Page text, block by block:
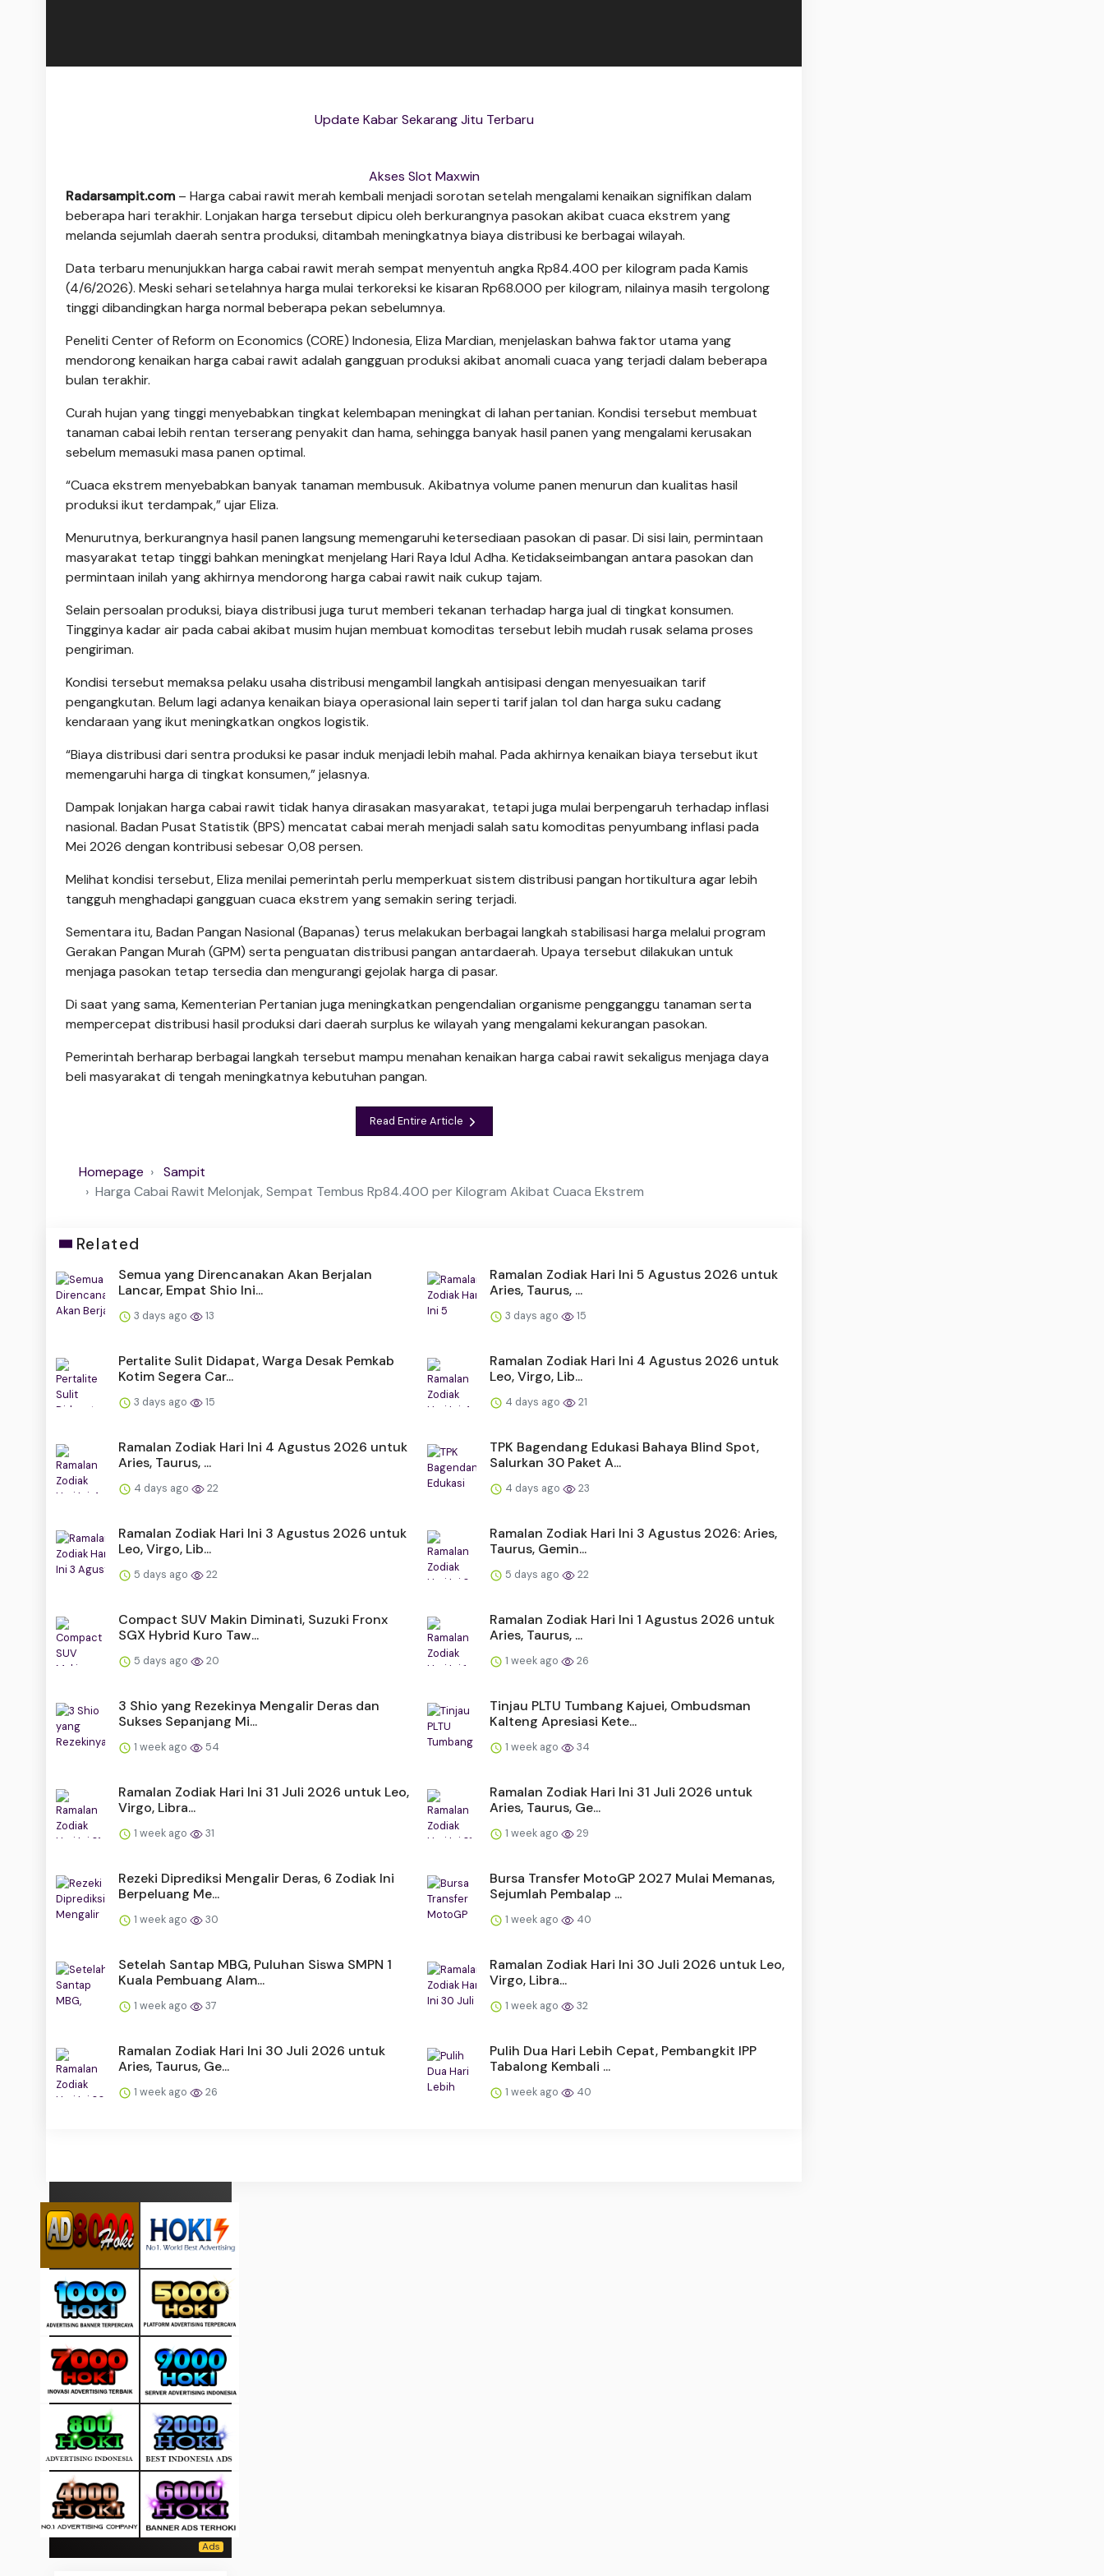
Update Kabar Sekarang Jitu Terbaru
Akses Slot Maxwin
Radarsampit.com – Harga cabai rawit merah kembali menjadi sorotan setelah mengalami kenaikan signifikan dalam
beberapa hari terakhir. Lonjakan harga tersebut dipicu oleh berkurangnya pasokan akibat cuaca ekstrem yang
melanda sejumlah daerah sentra produksi, ditambah meningkatnya biaya distribusi ke berbagai wilayah.
Data terbaru menunjukkan harga cabai rawit merah sempat menyentuh angka Rp84.400 per kilogram pada Kamis
(4/6/2026). Meski sehari setelahnya harga mulai terkoreksi ke kisaran Rp68.000 per kilogram, nilainya masih tergolong
tinggi dibandingkan harga normal beberapa pekan sebelumnya.
Peneliti Center of Reform on Economics (CORE) Indonesia, Eliza Mardian, menjelaskan bahwa faktor utama yang
mendorong kenaikan harga cabai rawit adalah gangguan produksi akibat anomali cuaca yang terjadi dalam beberapa
bulan terakhir.
Curah hujan yang tinggi menyebabkan tingkat kelembapan meningkat di lahan pertanian. Kondisi tersebut membuat
tanaman cabai lebih rentan terserang penyakit dan hama, sehingga banyak hasil panen yang mengalami kerusakan
sebelum memasuki masa panen optimal.
“Cuaca ekstrem menyebabkan banyak tanaman membusuk. Akibatnya volume panen menurun dan kualitas hasil
produksi ikut terdampak,” ujar Eliza.
Menurutnya, berkurangnya hasil panen langsung memengaruhi ketersediaan pasokan di pasar. Di sisi lain, permintaan
masyarakat tetap tinggi bahkan meningkat menjelang Hari Raya Idul Adha. Ketidakseimbangan antara pasokan dan
permintaan inilah yang akhirnya mendorong harga cabai rawit naik cukup tajam.
Selain persoalan produksi, biaya distribusi juga turut memberi tekanan terhadap harga jual di tingkat konsumen.
Tingginya kadar air pada cabai akibat musim hujan membuat komoditas tersebut lebih mudah rusak selama proses
pengiriman.
Kondisi tersebut memaksa pelaku usaha distribusi mengambil langkah antisipasi dengan menyesuaikan tarif
pengangkutan. Belum lagi adanya kenaikan biaya operasional lain seperti tarif jalan tol dan harga suku cadang
kendaraan yang ikut meningkatkan ongkos logistik.
“Biaya distribusi dari sentra produksi ke pasar induk menjadi lebih mahal. Pada akhirnya kenaikan biaya tersebut ikut
memengaruhi harga di tingkat konsumen,” jelasnya.
Dampak lonjakan harga cabai rawit tidak hanya dirasakan masyarakat, tetapi juga mulai berpengaruh terhadap inflasi
nasional. Badan Pusat Statistik (BPS) mencatat cabai merah menjadi salah satu komoditas penyumbang inflasi pada
Mei 2026 dengan kontribusi sebesar 0,08 persen.
Melihat kondisi tersebut, Eliza menilai pemerintah perlu memperkuat sistem distribusi pangan hortikultura agar lebih
tangguh menghadapi gangguan cuaca ekstrem yang semakin sering terjadi.
Sementara itu, Badan Pangan Nasional (Bapanas) terus melakukan berbagai langkah stabilisasi harga melalui program
Gerakan Pangan Murah (GPM) serta penguatan distribusi pangan antardaerah. Upaya tersebut dilakukan untuk
menjaga pasokan tetap tersedia dan mengurangi gejolak harga di pasar.
Di saat yang sama, Kementerian Pertanian juga meningkatkan pengendalian organisme pengganggu tanaman serta
mempercepat distribusi hasil produksi dari daerah surplus ke wilayah yang mengalami kekurangan pasokan.
Pemerintah berharap berbagai langkah tersebut mampu menahan kenaikan harga cabai rawit sekaligus menjaga daya
beli masyarakat di tengah meningkatnya kebutuhan pangan.
Read Entire Article
Homepage
Sampit
Harga Cabai Rawit Melonjak, Sempat Tembus Rp84.400 per Kilogram Akibat Cuaca Ekstrem
Related
Semua yang Direncanakan Akan Berjalan
Lancar, Empat Shio Ini...
3 days ago 13
Ramalan Zodiak Hari Ini 5 Agustus 2026 untuk
Aries, Taurus, ...
3 days ago 15
Pertalite Sulit Didapat, Warga Desak Pemkab
Kotim Segera Car...
3 days ago 15
Ramalan Zodiak Hari Ini 4 Agustus 2026 untuk
Leo, Virgo, Lib...
4 days ago 21
Ramalan Zodiak Hari Ini 4 Agustus 2026 untuk
Aries, Taurus, ...
4 days ago 22
TPK Bagendang Edukasi Bahaya Blind Spot,
Salurkan 30 Paket A...
4 days ago 23
Ramalan Zodiak Hari Ini 3 Agustus 2026 untuk
Leo, Virgo, Lib...
5 days ago 22
Ramalan Zodiak Hari Ini 3 Agustus 2026: Aries,
Taurus, Gemin...
5 days ago 22
Compact SUV Makin Diminati, Suzuki Fronx
SGX Hybrid Kuro Taw...
5 days ago 20
Ramalan Zodiak Hari Ini 1 Agustus 2026 untuk
Aries, Taurus, ...
1 week ago 26
3 Shio yang Rezekinya Mengalir Deras dan
Sukses Sepanjang Mi...
1 week ago 54
Tinjau PLTU Tumbang Kajuei, Ombudsman
Kalteng Apresiasi Kete...
1 week ago 34
Ramalan Zodiak Hari Ini 31 Juli 2026 untuk Leo,
Virgo, Libra...
1 week ago 31
Ramalan Zodiak Hari Ini 31 Juli 2026 untuk
Aries, Taurus, Ge...
1 week ago 29
Rezeki Diprediksi Mengalir Deras, 6 Zodiak Ini
Berpeluang Me...
1 week ago 30
Bursa Transfer MotoGP 2027 Mulai Memanas,
Sejumlah Pembalap ...
1 week ago 40
Setelah Santap MBG, Puluhan Siswa SMPN 1
Kuala Pembuang Alam...
1 week ago 37
Ramalan Zodiak Hari Ini 30 Juli 2026 untuk Leo,
Virgo, Libra...
1 week ago 32
Ramalan Zodiak Hari Ini 30 Juli 2026 untuk
Aries, Taurus, Ge...
1 week ago 26
Pulih Dua Hari Lebih Cepat, Pembangkit IPP
Tabalong Kembali ...
1 week ago 40